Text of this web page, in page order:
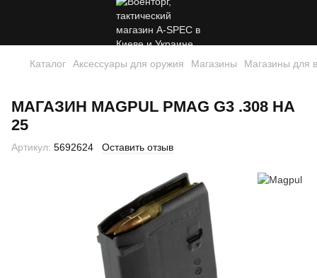
Каталог Аксессуары для оружия Магазины Магазины для
МАГАЗИН MAGPUL PMAG G3 .308 НА
25
Артикул: 5692624 Оставить отзыв